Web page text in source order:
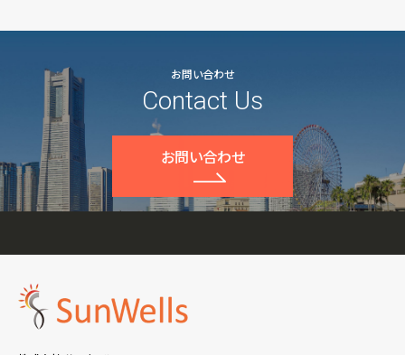
お問い合わせ
Contact Us
お問い合わせ